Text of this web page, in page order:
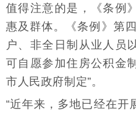
值得注意的是，《条例
惠及群体。《条例》第
户、非全日制从业人员
可自愿参加住房公积金
市人民政府制定”。
“近年来，多地已经在开